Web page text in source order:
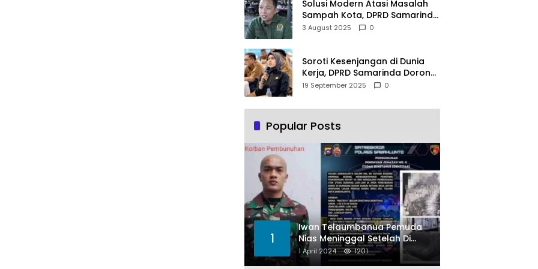
Solusi Modern Atasi Masalah
Sampah Kota, DPRD Samarinda
Dukung Penuh Proyek PLTSA
3 August 2025 0
Soroti Kesenjangan di Dunia
Kerja, DPRD Samarinda Dorong
Pemkot Gencarkan
19 September 2025 0
Popular Posts
1
Iwan Telaumbanua Pemuda
Nias Meninggal Setelah Di
Habisi Oknum TNI AL
1 April 2024 1201